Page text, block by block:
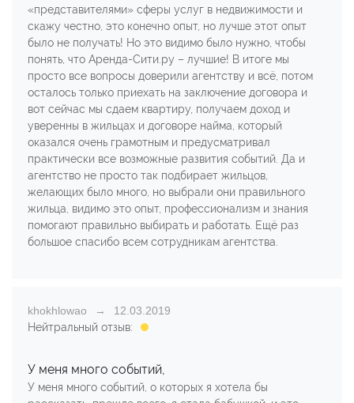
«представителями» сферы услуг в недвижимости и
скажу честно, это конечно опыт, но лучше этот опыт
было не получать! Но это видимо было нужно, чтобы
понять, что Аренда-Сити.ру – лучшие! В итоге мы
просто все вопросы доверили агентству и всё, потом
осталось только приехать на заключение договора и
вот сейчас мы сдаем квартиру, получаем доход и
уверенны в жильцах и договоре найма, который
оказался очень грамотным и предусматривал
практически все возможные развития событий. Да и
агентство не просто так подбирает жильцов,
желающих было много, но выбрали они правильного
жильца, видимо это опыт, профессионализм и знания
помогают правильно выбирать и работать. Ещё раз
большое спасибо всем сотрудникам агентства.
khokhlowao
12.03.2019
Нейтральный отзыв:
У меня много событий,
У меня много событий, о которых я хотела бы